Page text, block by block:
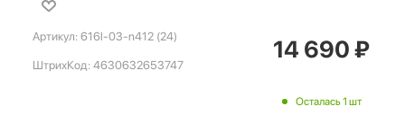
Артикул: 616l-03-n412 (24)
ШтрихКод: 4630632653747
14 690₽
Осталась 1 шт